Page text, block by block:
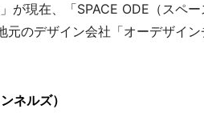
現在、「SPACE ODE（スペー
のデザイン会社「オーデザイ
ネルズ）